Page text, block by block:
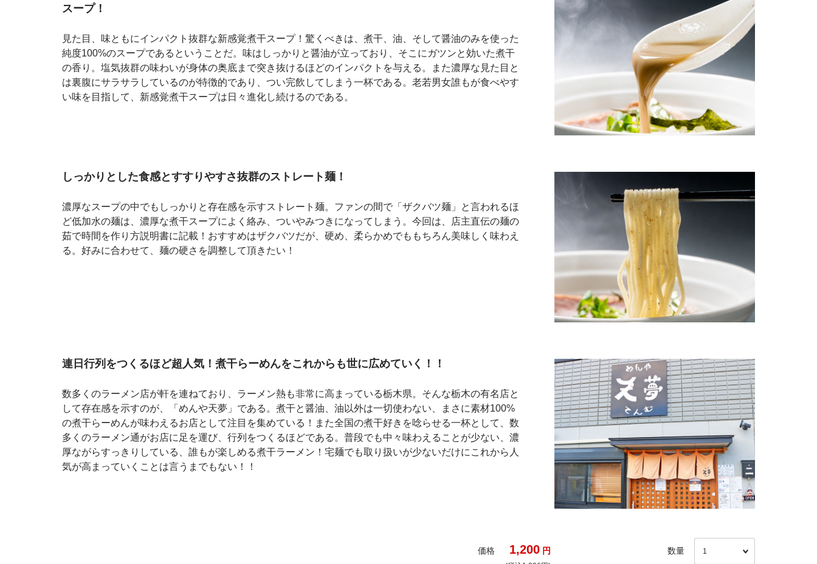
スープ！
見た目、味ともにインパクト抜群な新感覚煮干スープ！驚くべきは、煮干、油、そして醤油のみを使った
純度100%のスープであるということだ。味はしっかりと醤油が立っており、そこにガツンと効いた煮干
の香り。塩気抜群の味わいが身体の奥底まで突き抜けるほどのインパクトを与える。また濃厚な見た目と
は裏腹にサラサラしているのが特徴的であり、つい完飲してしまう一杯である。老若男女誰もが食べやす
い味を目指して、新感覚煮干スープは日々進化し続けるのである。
しっかりとした食感とすすりやすさ抜群のストレート麺！
濃厚なスープの中でもしっかりと存在感を示すストレート麺。ファンの間で「ザクバツ麺」と言われるほ
ど低加水の麺は、濃厚な煮干スープによく絡み、ついやみつきになってしまう。今回は、店主直伝の麺の
茹で時間を作り方説明書に記載！おすすめはザクバツだが、硬め、柔らかめでももちろん美味しく味わえ
る。好みに合わせて、麺の硬さを調整して頂きたい！
連日行列をつくるほど超人気！煮干らーめんをこれからも世に広めていく！！
数多くのラーメン店が軒を連ねており、ラーメン熱も非常に高まっている栃木県。そんな栃木の有名店と
して存在感を示すのが、「めんや天夢」である。煮干と醤油、油以外は一切使わない、まさに素材100%
の煮干らーめんが味わえるお店として注目を集めている！また全国の煮干好きを唸らせる一杯として、数
多くのラーメン通がお店に足を運び、行列をつくるほどである。普段でも中々味わえることが少ない、濃
厚ながらすっきりしている、誰もが楽しめる煮干ラーメン！宅麺でも取り扱いが少ないだけにこれから人
気が高まっていくことは言うまでもない！！
価格 1,200 円 数量